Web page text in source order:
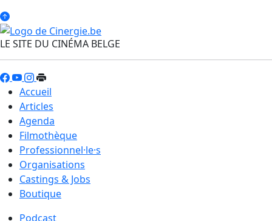
LE SITE DU CINÉMA BELGE
Accueil
Articles
Agenda
Filmothèque
Professionnel·le·s
Organisations
Castings & Jobs
Boutique
Podcast